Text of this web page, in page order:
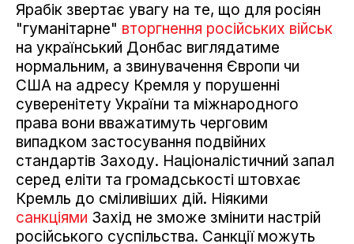
Ярабік звертає увагу на те, що для росіян
"гуманітарне" вторгнення російських військ
на український Донбас виглядатиме
нормальним, а звинувачення Європи чи
США на адресу Кремля у порушенні
суверенітету України та міжнародного
права вони вважатимуть черговим
випадком застосування подвійних
стандартів Заходу. Націоналістичний запал
серед еліти та громадськості штовхає
Кремль до сміливіших дій. Ніякими
санкціями Захід не зможе змінити настрій
російського суспільства. Санкції можуть